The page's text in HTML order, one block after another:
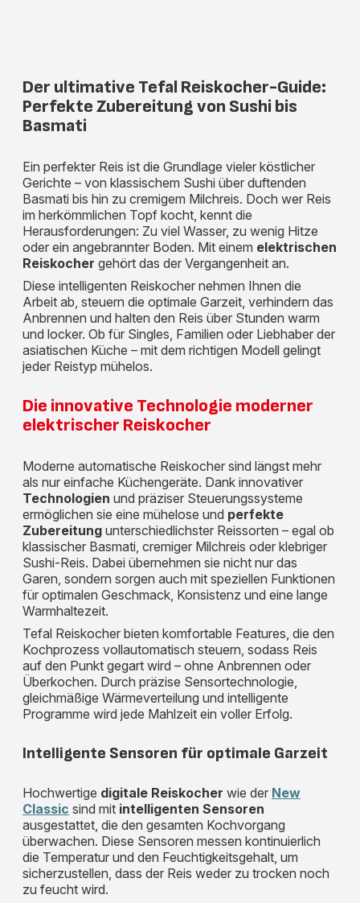
Der ultimative Tefal Reiskocher-Guide:
Perfekte Zubereitung von Sushi bis
Basmati
Ein perfekter Reis ist die Grundlage vieler köstlicher
Gerichte – von klassischem Sushi über duftenden
Basmati bis hin zu cremigem Milchreis. Doch wer Reis
im herkömmlichen Topf kocht, kennt die
Herausforderungen: Zu viel Wasser, zu wenig Hitze
oder ein angebrannter Boden. Mit einem elektrischen
Reiskocher gehört das der Vergangenheit an.
Diese intelligenten Reiskocher nehmen Ihnen die
Arbeit ab, steuern die optimale Garzeit, verhindern das
Anbrennen und halten den Reis über Stunden warm
und locker. Ob für Singles, Familien oder Liebhaber der
asiatischen Küche – mit dem richtigen Modell gelingt
jeder Reistyp mühelos.
Die innovative Technologie moderner
elektrischer Reiskocher
Moderne automatische Reiskocher sind längst mehr
als nur einfache Küchengeräte. Dank innovativer
Technologien und präziser Steuerungssysteme
ermöglichen sie eine mühelose und perfekte
Zubereitung unterschiedlichster Reissorten – egal ob
klassischer Basmati, cremiger Milchreis oder klebriger
Sushi-Reis. Dabei übernehmen sie nicht nur das
Garen, sondern sorgen auch mit speziellen Funktionen
für optimalen Geschmack, Konsistenz und eine lange
Warmhaltezeit.
Tefal Reiskocher bieten komfortable Features, die den
Kochprozess vollautomatisch steuern, sodass Reis
auf den Punkt gegart wird – ohne Anbrennen oder
Überkochen. Durch präzise Sensortechnologie,
gleichmäßige Wärmeverteilung und intelligente
Programme wird jede Mahlzeit ein voller Erfolg.
Intelligente Sensoren für optimale Garzeit
Hochwertige digitale Reiskocher wie der New
Classic sind mit intelligenten Sensoren
ausgestattet, die den gesamten Kochvorgang
überwachen. Diese Sensoren messen kontinuierlich
die Temperatur und den Feuchtigkeitsgehalt, um
sicherzustellen, dass der Reis weder zu trocken noch
zu feucht wird.